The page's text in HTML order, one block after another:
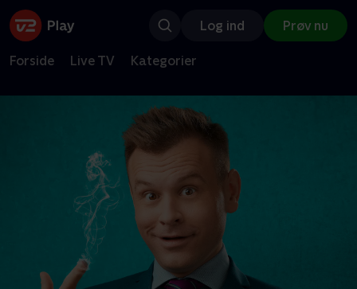
Log ind Prøv nu
Forside Live TV Kategorier